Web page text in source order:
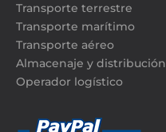
Transporte terrestre
Transporte marítimo
Transporte aéreo
Almacenaje y distribución
Operador logístico